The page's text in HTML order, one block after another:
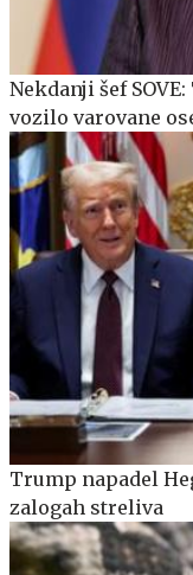
Nekdanji šef
vozilo varovane
Trump napadel
zalogah streliva